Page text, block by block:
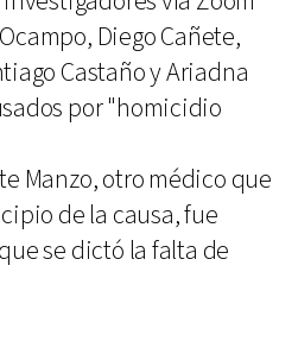
Diego Cañete,
Castaño y Ariadna
por "homicidio
Manzo, otro médico que
de la causa, fue
se dictó la falta de